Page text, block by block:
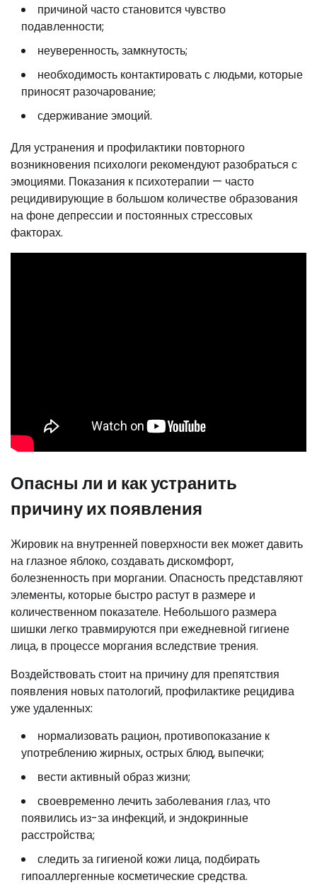
причиной часто становится чувство
подавленности;
неуверенность, замкнутость;
необходимость контактировать с людьми, которые
приносят разочарование;
сдерживание эмоций.
Для устранения и профилактики повторного
возникновения психологи рекомендуют разобраться с
эмоциями. Показания к психотерапии — часто
рецидивирующие в большом количестве образования
на фоне депрессии и постоянных стрессовых
факторах.
Опасны ли и как устранить
причину их появления
Жировик на внутренней поверхности век может давить
на глазное яблоко, создавать дискомфорт,
болезненность при моргании. Опасность представляют
элементы, которые быстро растут в размере и
количественном показателе. Небольшого размера
шишки легко травмируются при ежедневной гигиене
лица, в процессе моргания вследствие трения.
Воздействовать стоит на причину для препятствия
появления новых патологий, профилактике рецидива
уже удаленных:
нормализовать рацион, противопоказание к
употреблению жирных, острых блюд, выпечки;
вести активный образ жизни;
своевременно лечить заболевания глаз, что
появились из-за инфекций, и эндокринные
расстройства;
следить за гигиеной кожи лица, подбирать
гипоаллергенные косметические средства.